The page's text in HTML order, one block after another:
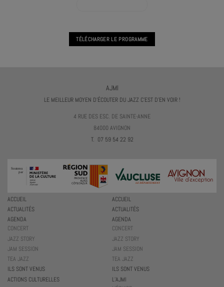
TÉLÉCHARGER LE PROGRAMME
AJMI
LE MEILLEUR MOYEN D'ÉCOUTER DU JAZZ C'EST D'EN VOIR !
4 RUE DES ESC. DE SAINTE-ANNE
84000 AVIGNON
T. 07 59 54 22 92
ACCUEIL
ACTUALITÉS
AGENDA
CONCERT
JAZZ STORY
JAM SESSION
TEA JAZZ
ILS SONT VENUS
ACCUEIL
ACTUALITÉS
AGENDA
CONCERT
JAZZ STORY
JAM SESSION
TEA JAZZ
ILS SONT VENUS
ACTIONS CULTURELLES
L’AJMI